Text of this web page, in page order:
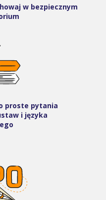
w bezpiecznym
proste pytania
i języka